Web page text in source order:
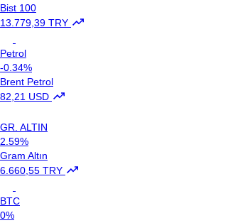
Bist 100
13.779,39 TRY
Petrol
-0.34%
Brent Petrol
82,21 USD
GR. ALTIN
2.59%
Gram Altın
6.660,55 TRY
BTC
0%